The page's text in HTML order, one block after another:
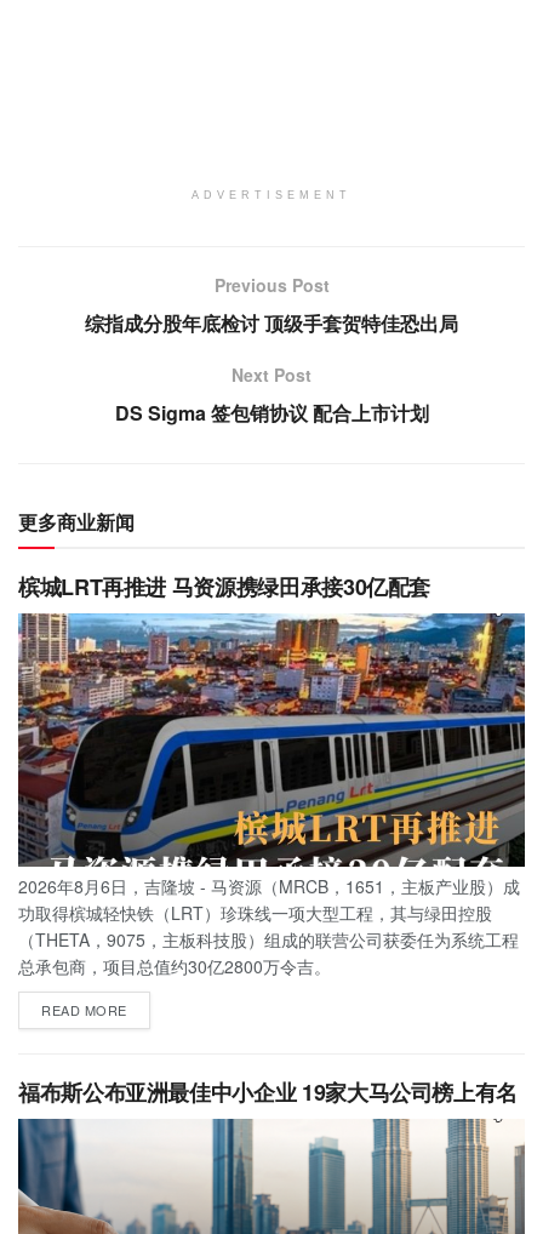
ADVERTISEMENT
Previous Post
综指成分股年底检讨 顶级手套贺特佳恐出局
Next Post
DS Sigma 签包销协议 配合上市计划
更多商业新闻
槟城LRT再推进 马资源携绿田承接30亿配套
2026年8月6日，吉隆坡 - 马资源（MRCB，1651，主板产业股）成
功取得槟城轻快铁（LRT）珍珠线一项大型工程，其与绿田控股
（THETA，9075，主板科技股）组成的联营公司获委任为系统工程
总承包商，项目总值约30亿2800万令吉。
READ MORE
福布斯公布亚洲最佳中小企业 19家大马公司榜上有名